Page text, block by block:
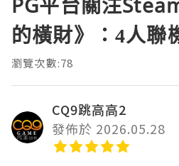
的橫財》：4人聯
瀏覽次數:78
CQ9跳高高2
發佈於 2026.05.28